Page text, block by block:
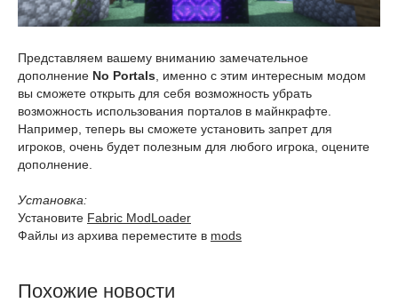
Представляем вашему вниманию замечательное
дополнение No Portals , именно с этим интересным модом
вы сможете открыть для себя возможность убрать
возможность использования порталов в майнкрафте.
Например, теперь вы сможете установить запрет для
игроков, очень будет полезным для любого игрока, оцените
дополнение.
Установка:
Установите Fabric ModLoader
Файлы из архива переместите в mods
Похожие новости